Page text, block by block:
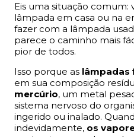
Eis uma situação
lâmpada em casa ou na
fazer com a lâmpada
parece o caminho mais
pior de todos.
Isso porque as lâmpadas
em sua composição
mercúrio, um metal
sistema nervoso do
ingerido ou inalado.
indevidamente, os